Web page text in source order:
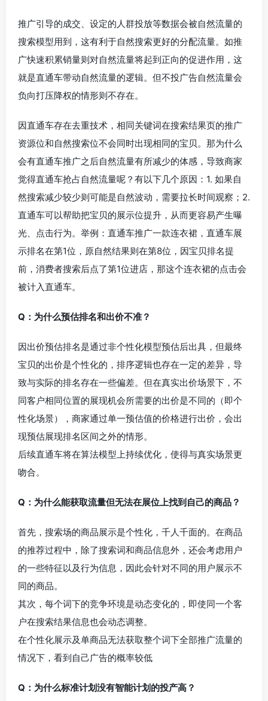
推广引导的成交、设定的人群投放等数据会被自然流量的
搜索模型用到，这有利于自然搜索更好的分配流量。如推
广快速积累销量则对自然流量将起到正向的促进作用，这
就是直通车带动自然流量的逻辑。但不投广告自然流量会
负向打压降权的情形则不存在。
因直通车存在去重技术，相同关键词在搜索结果页的推广
资源位和自然搜索位不会同时出现相同的宝贝。那为什么
会有直通车推广之后自然流量有所减少的体感，导致商家
觉得直通车抢占自然流量呢？有以下几个原因：1. 如果自
然搜索减少较少则可能是自然波动，需要拉长时间观察；2.
直通车可以帮助把宝贝的展示位提升，从而更容易产生曝
光、点击行为。举例：直通车推广一款连衣裙，直通车展
示排名在第1位，原自然结果则在第8位，因宝贝排名提
前，消费者搜索后点了第1位进店，那这个连衣裙的点击会
被计入直通车。
Q：为什么预估排名和出价不准？
因出价预估排名是通过非个性化模型预估后出具，但最终
宝贝的出价是个性化的，排序逻辑也存在一定的差异，导
致与实际的排名存在一些偏差。但在真实出价场景下，不
同客户相同位置的展现机会所需要的出价是不同的（即个
性化场景），商家通过单一预估值的价格进行出价，会出
现预估展现排名区间之外的情形。
后续直通车将在算法模型上持续优化，使得与真实场景更
吻合。
Q：为什么能获取流量但无法在展位上找到自己的商品？
首先，搜索场的商品展示是个性化，千人千面的。在商品
的推荐过程中，除了搜索词和商品信息外，还会考虑用户
的一些特征以及行为信息，因此会针对不同的用户展示不
同的商品。
其次，每个词下的竞争环境是动态变化的，即使同一个客
户在搜索结果信息也会动态调整。
在个性化展示及单商品无法获取整个词下全部推广流量的
情况下，看到自己广告的概率较低
Q：为什么标准计划没有智能计划的投产高？